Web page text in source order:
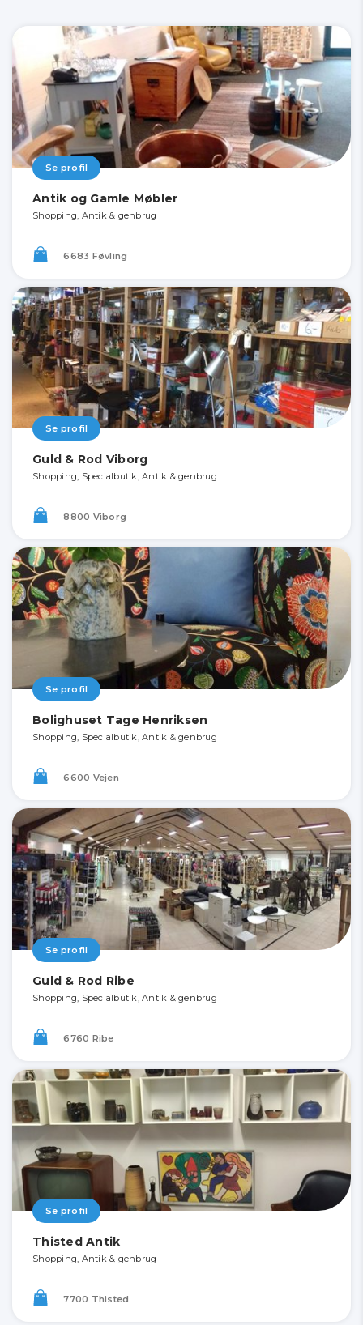
Se profil
Antik og Gamle Møbler
Shopping, Antik & genbrug
6683 Føvling
Se profil
Guld & Rod Viborg
Shopping, Specialbutik, Antik & genbrug
8800 Viborg
Se profil
Bolighuset Tage Henriksen
Shopping, Specialbutik, Antik & genbrug
6600 Vejen
Se profil
Guld & Rod Ribe
Shopping, Specialbutik, Antik & genbrug
6760 Ribe
Se profil
Thisted Antik
Shopping, Antik & genbrug
7700 Thisted